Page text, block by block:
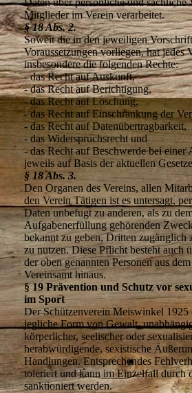
Daten über persönliche und sachliche
Mitglieder im Verein verarbeitet.
§ 18 Abs. 2.
Soweit die in den jeweiligen
Voraussetzungen vorliegen, hat jedes
insbesondere die folgenden Rechte:
- das Recht auf Auskunft,
- das Recht auf Berichtigung,
- das Recht auf Löschung,
- das Recht auf Einschränkung der
- das Recht auf Datenübertragbarkeit,
- das Widerspruchsrecht und
- das Recht auf Beschwerde bei einer
jeweils auf Basis der aktuellen
§ 18 Abs. 3.
Den Organen des Vereins, allen
den Verein Tätigen ist es untersagt,
Daten unbefugt zu anderen, als zu
Aufgabenerfüllung gehörenden
bekannt zu geben, Dritten zugänglich
zu nutzen. Diese Pflicht besteht auch
der oben genannten Personen aus
Vereinsamt hinaus.
§ 19 Prävention und Schutz vor
im Sport
Der Schützenverein Meiswinkel 1925
jegliche Form von Gewalt,
körperlicher, seelischer oder
herabwürdigende, sexistische
Handlungen. Entsprechendes
toleriert und kann im Einzelfall durch
sanktioniert werden.